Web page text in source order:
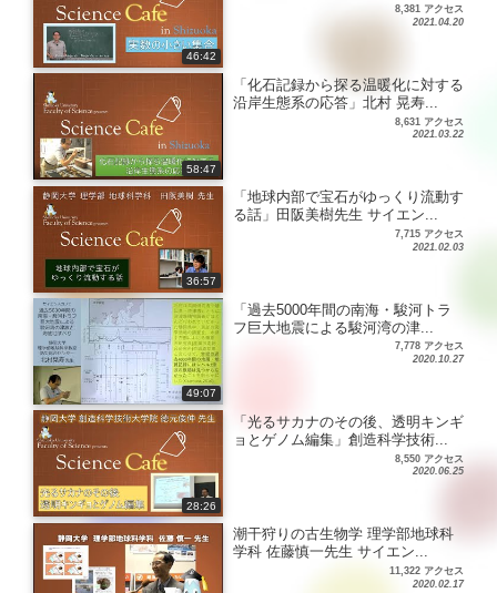
46:42
8,381 アクセス
2021.04.20
58:47
「化石記録から探る温暖化に対する
沿岸生態系の応答」北村 晃寿...
8,631 アクセス
2021.03.22
36:57
「地球内部で宝石がゆっくり流動す
る話」田阪美樹先生 サイエン...
7,715 アクセス
2021.02.03
49:07
「過去5000年間の南海・駿河トラ
フ巨大地震による駿河湾の津...
7,778 アクセス
2020.10.27
28:26
「光るサカナのその後、透明キンギ
ョとゲノム編集」創造科学技術...
8,550 アクセス
2020.06.25
潮干狩りの古生物学 理学部地球科
学科 佐藤慎一先生 サイエン...
11,322 アクセス
2020.02.17